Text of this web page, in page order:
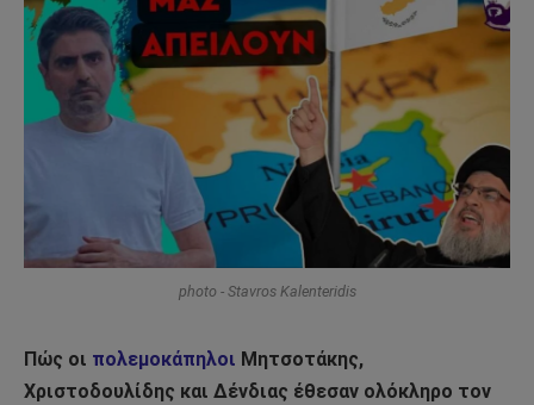
photo - Stavros Kalenteridis
Πώς οι πολεμοκάπηλοι Μητσοτάκης,
Χριστοδουλίδης και Δένδιας έθεσαν ολόκληρο τον